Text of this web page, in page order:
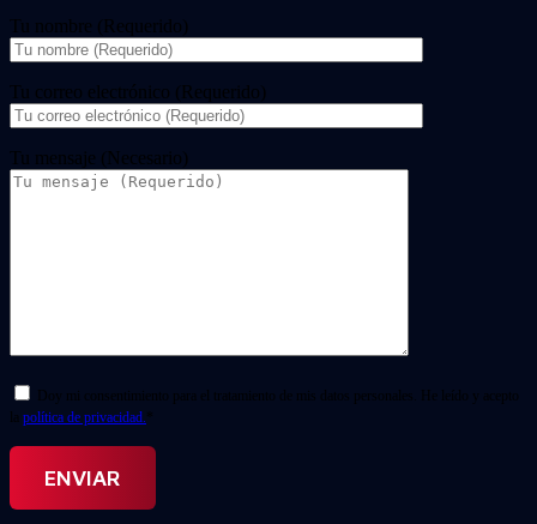
Tu nombre (Requerido)
Tu correo electrónico (Requerido)
Tu mensaje (Necesario)
Doy mi consentimiento para el tratamiento de mis datos personales. He leído y acepto
la política de privacidad. *